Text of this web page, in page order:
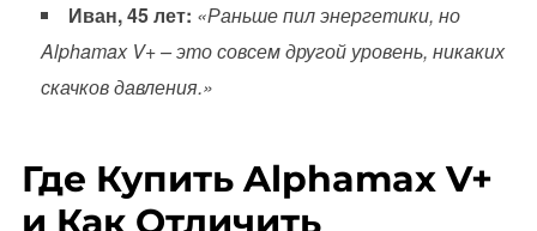
Иван, 45 лет: «Раньше пил энергетики, но
Alphamax V+ – это совсем другой уровень, никаких
скачков давления.»
Где Купить Alphamax V+
и Как Отличить